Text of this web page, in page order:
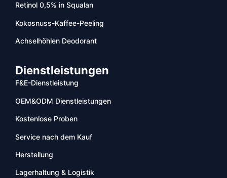
Retinol 0,5% in Squalan
Kokosnuss-Kaffee-Peeling
Achselhöhlen Deodorant
Dienstleistungen
F&E-Dienstleistung
OEM&ODM Dienstleistungen
Kostenlose Proben
Service nach dem Kauf
Herstellung
Lagerhaltung & Logistik